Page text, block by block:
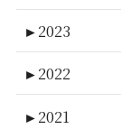
►2023
►2022
►2021